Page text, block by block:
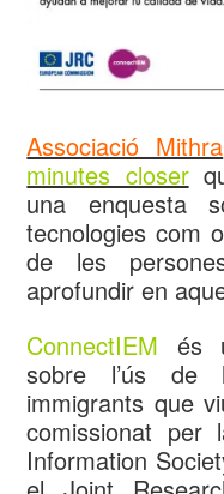
Associació Mithra
minutes closer
una enquesta
tecnologies com
de les
aprofundir en
ConnectIEM és
sobre l’ús
immigrants que
comissionat per
Information